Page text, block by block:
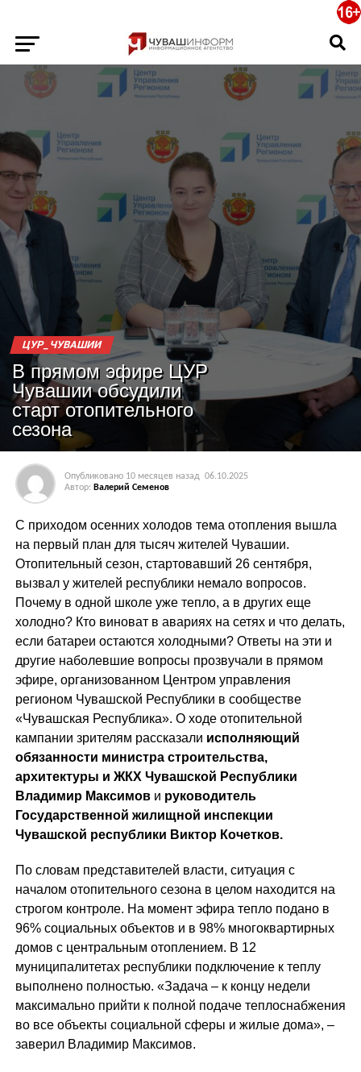
ЦУР_ЧУВАШИИ
В прямом эфире ЦУР
Чувашии обсудили
старт отопительного
сезона
Опубликовано 10 месяцев назад 06.10.2025
Автор: Валерий Семенов
С приходом осенних холодов тема отопления вышла
на первый план для тысяч жителей Чувашии.
Отопительный сезон, стартовавший 26 сентября,
вызвал у жителей республики немало вопросов.
Почему в одной школе уже тепло, а в других еще
холодно? Кто виноват в авариях на сетях и что делать,
если батареи остаются холодными? Ответы на эти и
другие наболевшие вопросы прозвучали в прямом
эфире, организованном Центром управления
регионом Чувашской Республики в сообществе
«Чувашская Республика». О ходе отопительной
кампании зрителям рассказали исполняющий
обязанности министра строительства,
архитектуры и ЖКХ Чувашской Республики
Владимир Максимов и руководитель
Государственной жилищной инспекции
Чувашской республики Виктор Кочетков.
По словам представителей власти, ситуация с
началом отопительного сезона в целом находится на
строгом контроле. На момент эфира тепло подано в
96% социальных объектов и в 98% многоквартирных
домов с центральным отоплением. В 12
муниципалитетах республики подключение к теплу
выполнено полностью. «Задача – к концу недели
максимально прийти к полной подаче теплоснабжения
во все объекты социальной сферы и жилые дома», –
заверил Владимир Максимов.